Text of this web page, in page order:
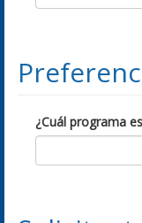
¿Cuál programa